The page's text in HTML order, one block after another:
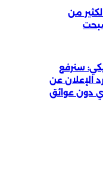
من
سنرفع
الإعلان عن
دون عوائق